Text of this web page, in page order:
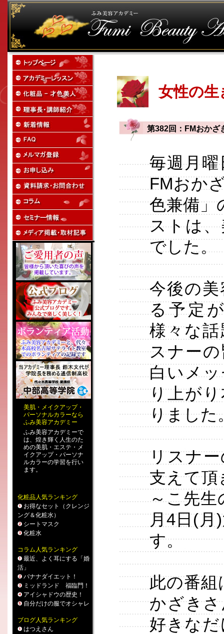
美肌 ・ メイクアップ・
パーソナルカラーなら
ふみ美容アカデミー
ふみ美容アカデミーで
は、煌き輝く人生のた
めの美肌・エステ ・ メ
イクアップ・ パーソナ
ルカラーの学習を行い
ます。
化粧品人気ランキング
お得なセット（クレンジ
ング＆化粧水）
シートマスク
化粧水
コラム人気ランキング
最近、よく耳にする「婚
活」
バナナダイエット！
ミッドランド 福臨門！
アイシャドウの歴史！
自分だけの服でオシャレ
ブログ人気ランキング
はつえさん
女性の
第382回：FMおかざ
毎週月
FMおか
色兼備」
ストは
でした。
今後の
る予定
様々な
スナー
白いメ
り上が
りました
リスナ
支えて頂
～こ先生
月4日(月
す。
此の番組
かざき
好きな